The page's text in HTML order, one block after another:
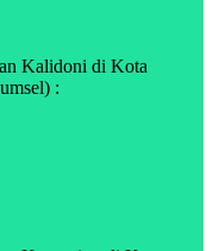
Kalidoni di Kota
: